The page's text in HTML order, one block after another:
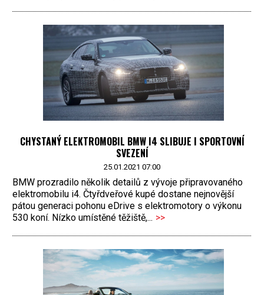
CHYSTANÝ ELEKTROMOBIL BMW I4 SLIBUJE I SPORTOVNÍ
SVEZENÍ
25.01.2021 07:00
BMW prozradilo několik detailů z vývoje připravovaného
elektromobilu i4. Čtyřdveřové kupé dostane nejnovější
pátou generaci pohonu eDrive s elektromotory o výkonu
530 koní. Nízko umístěné těžiště,... >>